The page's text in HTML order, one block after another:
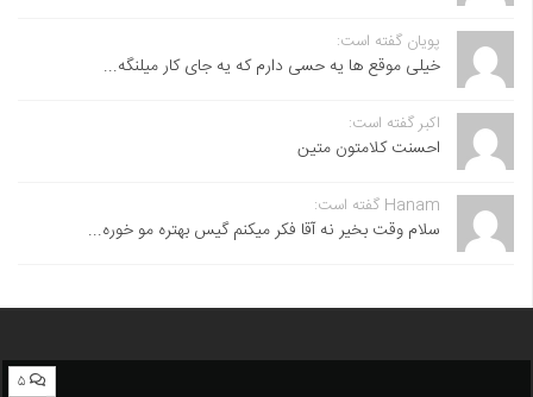
پویان گفته است:
خیلی موقع ها یه حسی دارم که یه جای کار میلنگه...
اکبر گفته است:
احسنت ‌کلامتون متین
Hanam گفته است:
سلام وقت بخیر نه آقا فکر میکنم گیس بهتره مو خوره...
۵